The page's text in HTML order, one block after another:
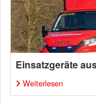
Einsatzgeräte
Weiterlesen